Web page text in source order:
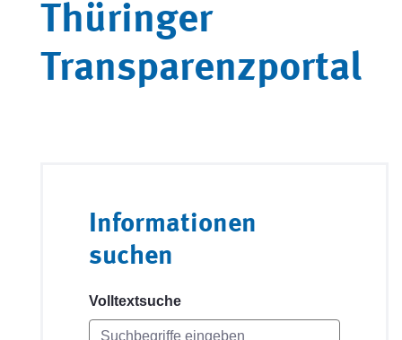
Thüringer
Transparenzportal
Informationen
suchen
Volltextsuche